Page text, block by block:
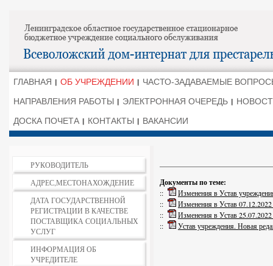
ГЛАВНАЯ ОБ УЧРЕЖДЕНИИ
ЧАСТО-ЗАДАВАЕМЫЕ
НАПРАВЛЕНИЯ РАБОТЫ
ЭЛЕКТРОННАЯ ОЧЕРЕДЬ
ДОСКА ПОЧЕТА
КОНТАКТЫ ВАКАНСИИ
РУКОВОДИТЕЛЬ
АДРЕС,МЕСТОНАХОЖДЕНИЕ
ДАТА ГОСУДАРСТВЕННОЙ
РЕГИСТРАЦИИ В КАЧЕСТВЕ
ПОСТАВЩИКА СОЦИАЛЬНЫХ
УСЛУГ
ИНФОРМАЦИЯ ОБ
УЧРЕДИТЕЛЕ
Документы по теме:
::
Изменения в Устав
::
Изменения в Устав 07.12.2022
::
Изменения в Устав 25.07.2022
::
Устав учреждения. Новая